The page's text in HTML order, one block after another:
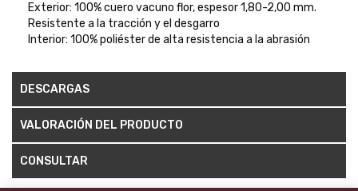
Exterior: 100% cuero vacuno flor, espesor 1,80-2,00 mm.
Resistente a la tracción y el desgarro
Interior: 100% poliéster de alta resistencia a la abrasión
DESCARGAS
VALORACIÓN DEL PRODUCTO
CONSULTAR